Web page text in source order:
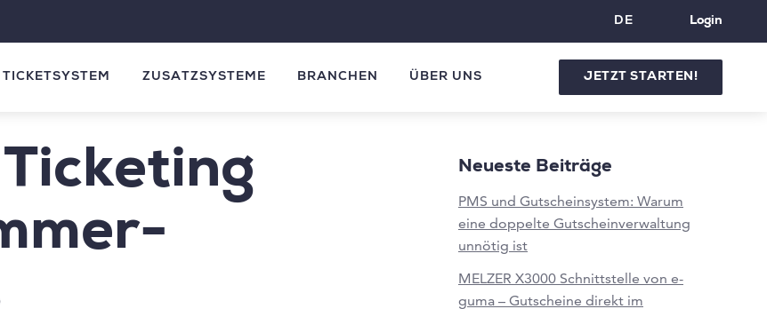
DE Login
TICKETSYSTEM ZUSATZSYSTEME BRANCHEN ÜBER UNS JETZT STARTEN!
Neueste Beiträge
PMS und Gutscheinsystem: Warum
eine doppelte Gutscheinverwaltung
unnötig ist
MELZER X3000 Schnittstelle von e-
guma – Gutscheine direkt im